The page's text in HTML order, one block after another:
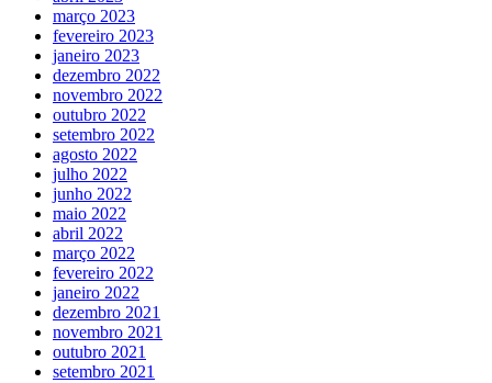
março 2023
fevereiro 2023
janeiro 2023
dezembro 2022
novembro 2022
outubro 2022
setembro 2022
agosto 2022
julho 2022
junho 2022
maio 2022
abril 2022
março 2022
fevereiro 2022
janeiro 2022
dezembro 2021
novembro 2021
outubro 2021
setembro 2021